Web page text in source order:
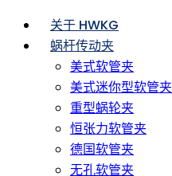
关于 HWKG
蜗杆传动夹
美式软管夹
美式迷你型软管夹
重型蜗轮夹
恒张力软管夹
德国软管夹
无孔软管夹